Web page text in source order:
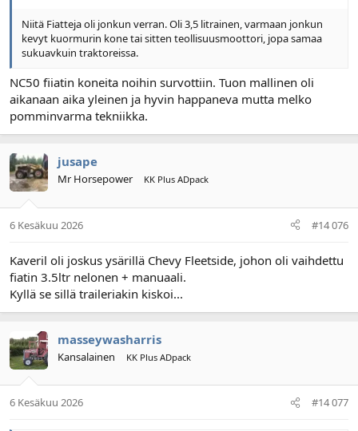
Niitä Fiatteja oli jonkun verran. Oli 3,5 litrainen, varmaan jonkun
kevyt kuormurin kone tai sitten teollisuusmoottori, jopa samaa
sukuavkuin traktoreissa.
NC50 fiiatin koneita noihin survottiin. Tuon mallinen oli
aikanaan aika yleinen ja hyvin happaneva mutta melko
pomminvarma tekniikka.
jusape
Mr Horsepower KK Plus ADpack
6 Kesäkuu 2026 #14 076
Kaveril oli joskus ysärillä Chevy Fleetside, johon oli vaihdettu
fiatin 3.5ltr nelonen + manuaali.
Kyllä se sillä traileriakin kiskoi...
masseywasharris
Kansalainen KK Plus ADpack
6 Kesäkuu 2026 #14 077